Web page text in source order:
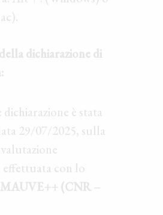
dichiarazione di
dichiarazione è stata
29/07/2025, sulla
effettuata con lo
MAUVE++ (CNR –